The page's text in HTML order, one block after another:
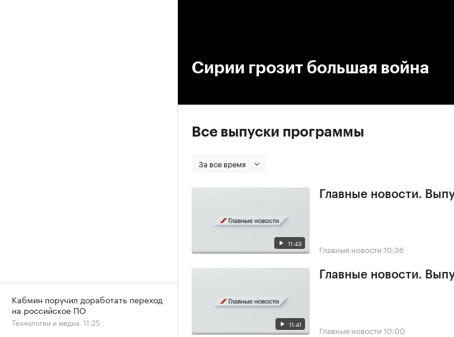
Сирии грозит большая война
Все выпуски программы
За все время
11:43
Главные новости.
Главные новости 10:36
11:41
Главные новости.
Главные новости 10:00
Кабмин поручил доработать переход
на российское ПО
Технологии и медиа, 11:25